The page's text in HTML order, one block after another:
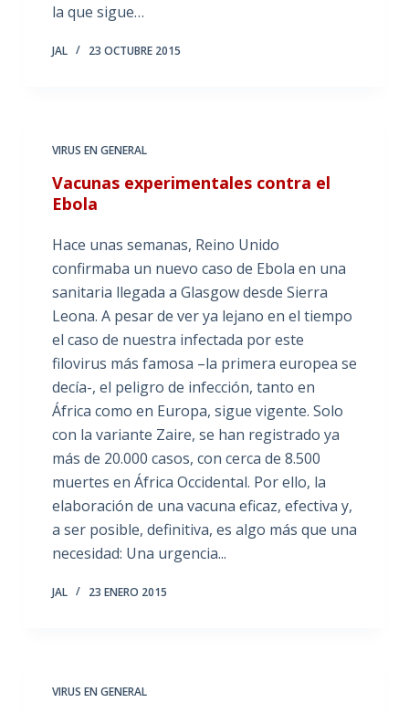
la que sigue…
JAL 23 OCTUBRE 2015
VIRUS EN GENERAL
Vacunas experimentales contra el
Ebola
Hace unas semanas, Reino Unido
confirmaba un nuevo caso de Ebola en una
sanitaria llegada a Glasgow desde Sierra
Leona. A pesar de ver ya lejano en el tiempo
el caso de nuestra infectada por este
filovirus más famosa –la primera europea se
decía-, el peligro de infección, tanto en
África como en Europa, sigue vigente. Solo
con la variante Zaire, se han registrado ya
más de 20.000 casos, con cerca de 8.500
muertes en África Occidental. Por ello, la
elaboración de una vacuna eficaz, efectiva y,
a ser posible, definitiva, es algo más que una
necesidad: Una urgencia...
JAL 23 ENERO 2015
VIRUS EN GENERAL